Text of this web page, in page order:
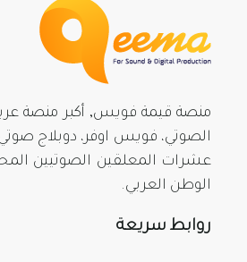
منصة قيمة فويس, أكبر منصة
الصوتي، فويس اوفر، دوبلاج
عشرات المعلقين الصوتيين
الوطن العربي.
روابط سريعة